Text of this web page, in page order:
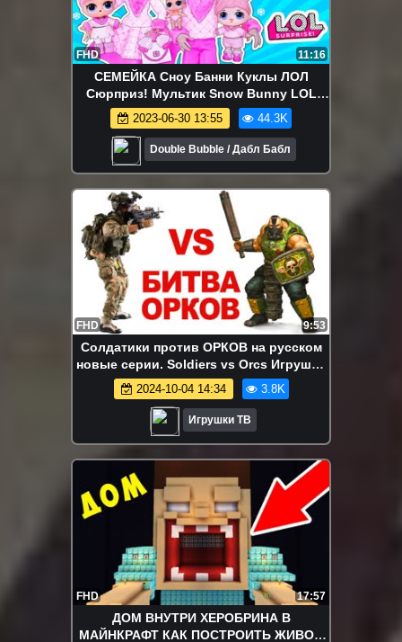
FHD 11:16
СЕМЕЙКА Сноу Банни Куклы ЛОЛ
Сюрприз! Мультик Snow Bunny LOL
Families Surprise Dolls Распаковка LILS
2023-06-30 13:55 44.3K
Double Bubble / Дабл Бабл
FHD 9:53
Солдатики против ОРКОВ на русском
новые серии. Soldiers vs Orcs Игрушки
ТВ
2024-10-04 14:34 3.8K
Игрушки ТВ
FHD 17:57
ДОМ ВНУТРИ ХЕРОБРИНА В
МАЙНКРАФТ КАК ПОСТРОИТЬ ЖИВОЙ